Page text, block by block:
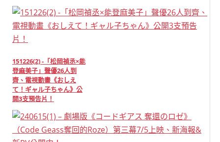
151226(2) -「松岡禎丞×能
登麻美子」聲優26人到
齊、電視動畫《おしえ
て！ギャル子ちゃん》公
開3支預告片！